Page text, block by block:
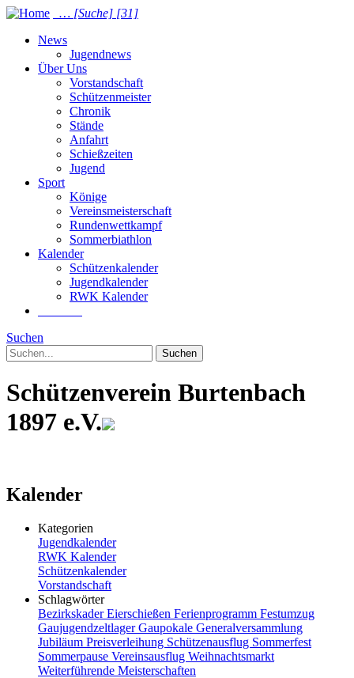
… [Suche] [31]
News
Jugendnews
Über Uns
Vorstandschaft
Schützenmeister
Chronik
Stände
Anfahrt
Schießzeiten
Jugend
Sport
Könige
Vereinsmeisterschaft
Rundenwettkampf
Sommer­biathlon
Kalender
Schützenkalender
Jugendkalender
RWK Kalender
Suchen
Suchen
Schützenverein Burtenbach
1897 e.V.
Kalender
Kategorien
Jugendkalender
RWK Kalender
Schützenkalender
Vorstandschaft
Schlagwörter
BezirkskaderEierschießen Ferienprogramm Festumzug
GaujugendzeltlagerGaupokale Generalversammlung
Jubiläum Preisverleihung Schützenausflug Sommerfest
Sommerpause Vereinsausflug Weihnachtsmarkt
Weiterführende Meisterschaften